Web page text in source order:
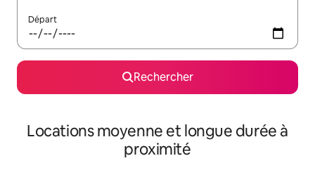
Départ
Rechercher
Locations moyenne et longue durée à
proximité